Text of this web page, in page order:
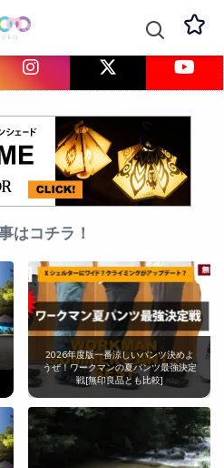
はコチラ！
2026年度版一番涼しいパンツ決めよ
うぜ！ワークマンの夏パンツ最強決定
戦[無印良品とも比較]